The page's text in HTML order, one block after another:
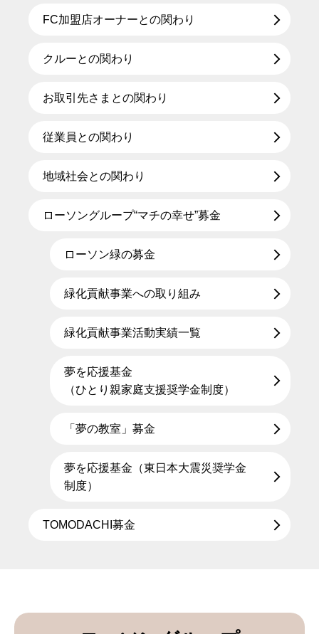
FC加盟店オーナーとの関わり
クルーとの関わり
お取引先さまとの関わり
従業員との関わり
地域社会との関わり
ローソングループ“マチの幸せ”募金
ローソン緑の募金
緑化貢献事業への取り組み
緑化貢献事業活動実績一覧
夢を応援基金
（ひとり親家庭支援奨学金制度）
「夢の教室」募金
夢を応援基金（東日本大震災奨学金
制度）
TOMODACHI募金